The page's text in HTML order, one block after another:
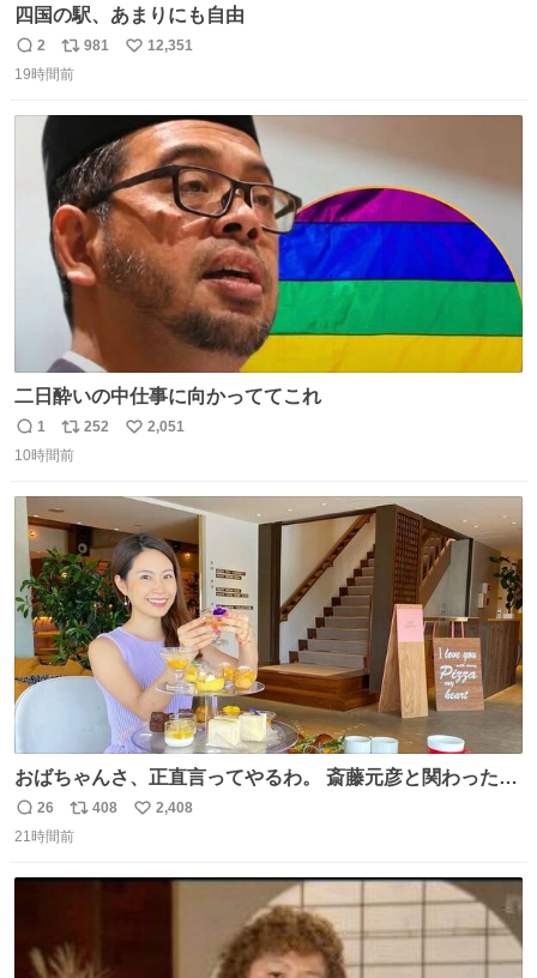
四国の駅、あまりにも自由
返
信
2
リ
ポ
981
い
数
12,351
19時間前
二日酔いの中仕事に向かっててこれ
返
信
1
リ
ポ
ト
数
252
い
2,051
10時間前
おばちゃんさ、正直言ってやるわ。 斎藤元彦と関わった事
でアンタはこれか先キラキラ輝けないんよ、残念ながら。
#折田楓 #merchu
返
信
26
リ
ポ
408
い
2,408
21時間前